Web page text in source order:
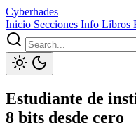
Cyberhades
Inicio Secciones Info Libros
Estudiante de
8 bits desde cero